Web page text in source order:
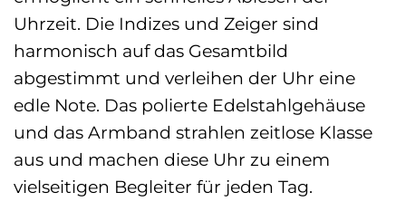
Uhrzeit. Die Indizes und Zeiger sind
harmonisch auf das Gesamtbild
abgestimmt und verleihen der Uhr eine
edle Note. Das polierte Edelstahlgehäuse
und das Armband strahlen zeitlose Klasse
aus und machen diese Uhr zu einem
vielseitigen Begleiter für jeden Tag.